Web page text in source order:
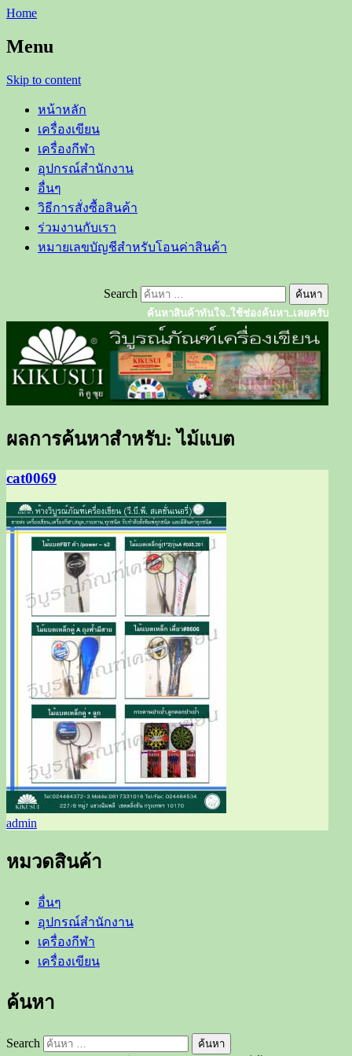
Home
Menu
Skip to content
หน้าหลัก
เครื่องเขียน
เครื่องกีฬา
อุปกรณ์สำนักงาน
อื่นๆ
วิธีการสั่งซื้อสินค้า
ร่วมงานกับเรา
หมายเลขบัญชีสำหรับโอนค่าสินค้า
Search
ค้นหาสินค้าทันใจ..ใช้ช่องค้นหา..เลยครับ
ขายส่งเครื่องเขียน อุปกรณ์
สำนักงาน เครื่องกีฬา ราคาถูก
ขายส่งเครื่องเขียนราคาถูก, อุปกรณ์
สำนักงาน, เครื่องกีฬา
ผลการค้นหาสำหรับ: ไม้แบต
cat0069
admin
หมวดสินค้า
อื่นๆ
อุปกรณ์สำนักงาน
เครื่องกีฬา
เครื่องเขียน
ค้นหา
Search